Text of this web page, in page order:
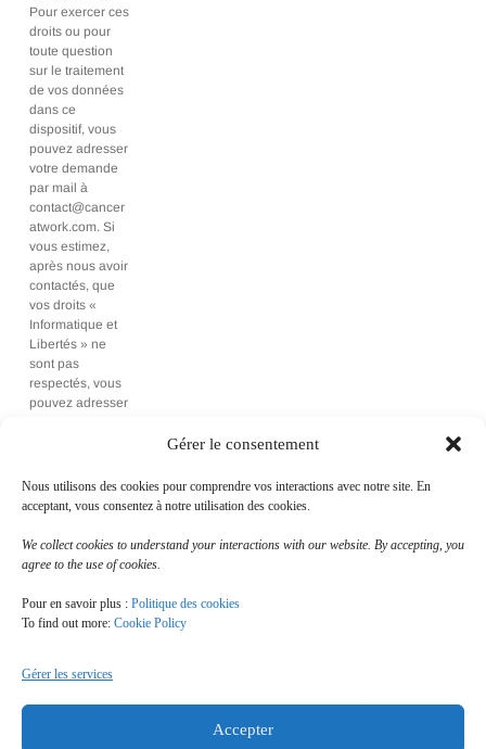
Gérer le consentement
Nous utilisons des cookies pour comprendre vos interactions avec notre site. En
acceptant, vous consentez à notre utilisation des cookies.
We collect cookies to understand your interactions with our website. By accepting, you
agree to the use of cookies.
Pour en savoir plus : Politique des cookies
To find out more: Cookie Policy
Gérer les services
Accepter
Pour exercer ces
droits ou pour
toute question
sur le traitement
de vos données
dans ce
dispositif, vous
pouvez adresser
votre demande
par mail à
contact@cancer
atwork.com. Si
vous estimez,
après nous avoir
contactés, que
vos droits «
Informatique et
Libertés » ne
sont pas
respectés, vous
pouvez adresser
Envoyer
Notre engagement
Contact